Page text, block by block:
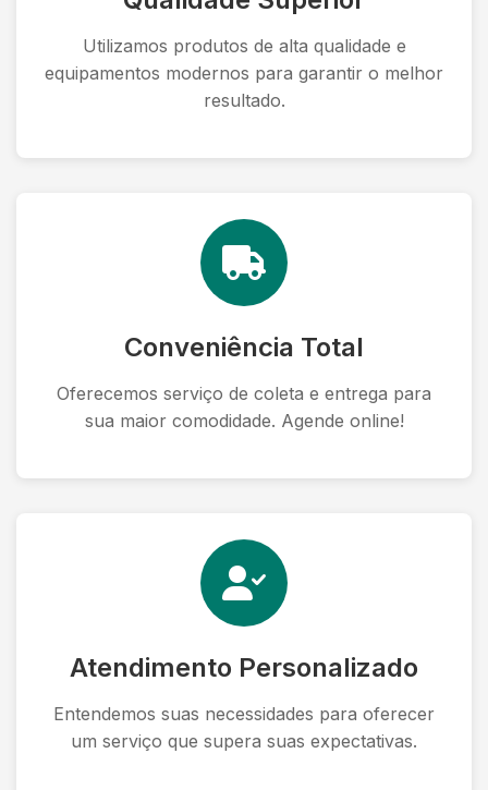
Utilizamos produtos de alta qualidade e
equipamentos modernos para garantir o melhor
resultado.
Conveniência Total
Oferecemos serviço de coleta e entrega para
sua maior comodidade. Agende online!
Atendimento Personalizado
Entendemos suas necessidades para oferecer
um serviço que supera suas expectativas.